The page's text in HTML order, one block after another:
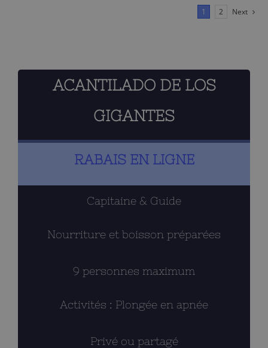
1 2 Next
ACANTILADO DE LOS
GIGANTES
RABAIS EN LIGNE
Capitaine & Guide
Nourriture et boisson préparées
9 personnes maximum
Activités : Plongée en apnée
Privé ou partagé